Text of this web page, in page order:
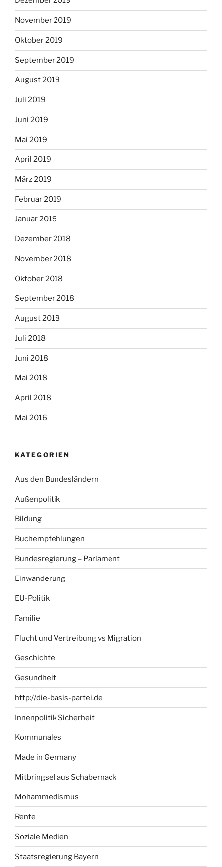
November 2019
Oktober 2019
September 2019
August 2019
Juli 2019
Juni 2019
Mai 2019
April 2019
März 2019
Februar 2019
Januar 2019
Dezember 2018
November 2018
Oktober 2018
September 2018
August 2018
Juli 2018
Juni 2018
Mai 2018
April 2018
Mai 2016
KATEGORIEN
Aus den Bundesländern
Außenpolitik
Bildung
Buchempfehlungen
Bundesregierung – Parlament
Einwanderung
EU-Politik
Familie
Flucht und Vertreibung vs Migration
Geschichte
Gesundheit
http://die-basis-partei.de
Innenpolitik Sicherheit
Kommunales
Made in Germany
Mitbringsel aus Schabernack
Mohammedismus
Rente
Soziale Medien
Staatsregierung Bayern